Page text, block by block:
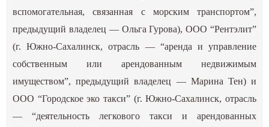
вспомогательная, связанная с морским транспортом”,
предыдущий владелец — Ольга Гурова), ООО “Рентэлит”
(г. Южно-Сахалинск, отрасль — “аренда и управление
собственным или арендованным недвижимым
имуществом”, предыдущий владелец — Марина Тен) и
ООО “Городское эко такси” (г. Южно-Сахалинск, отрасль
— “деятельность легкового такси и арендованных